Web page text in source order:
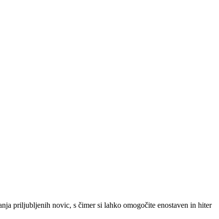
priljubljenih novic, s čimer si lahko omogočite enostaven in hiter